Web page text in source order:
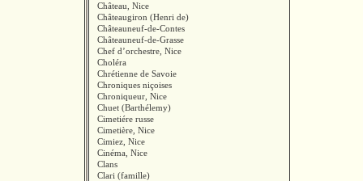
Château, Nice
Châteaugiron (Henri de)
Châteauneuf-de-Contes
Châteauneuf-de-Grasse
Chef d’orchestre, Nice
Choléra
Chrétienne de Savoie
Chroniques niçoises
Chroniqueur, Nice
Chuet (Barthélemy)
Cimetiére russe
Cimetière, Nice
Cimiez, Nice
Cinéma, Nice
Clans
Clari (famille)